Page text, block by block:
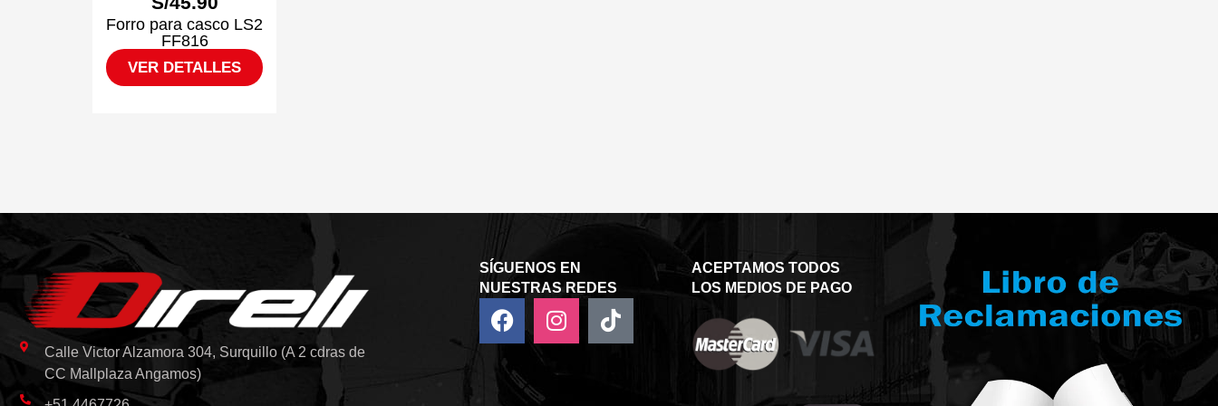
Forro para casco LS2
FF816
VER DETALLES
Calle Victor Alzamora 304, Surquillo (A 2 cdras de
CC Mallplaza Angamos)
SÍGUENOS EN
NUESTRAS REDES
ACEPTAMOS TODOS
LOS MEDIOS DE PAGO